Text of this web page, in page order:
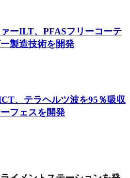
ーILT、PFASフリーコーテ
製造技術を開発
、テラヘルツ波を95％吸収
フェスを開発